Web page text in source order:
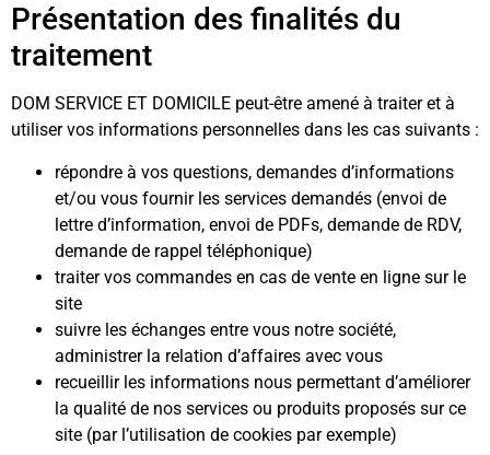
Présentation des finalités du
traitement
DOM SERVICE ET DOMICILE peut-être amené à traiter et à
utiliser vos informations personnelles dans les cas suivants :
répondre à vos questions, demandes d’informations
et/ou vous fournir les services demandés (envoi de
lettre d’information, envoi de PDFs, demande de RDV,
demande de rappel téléphonique)
traiter vos commandes en cas de vente en ligne sur le
site
suivre les échanges entre vous notre société,
administrer la relation d’affaires avec vous
recueillir les informations nous permettant d’améliorer
la qualité de nos services ou produits proposés sur ce
site (par l’utilisation de cookies par exemple)